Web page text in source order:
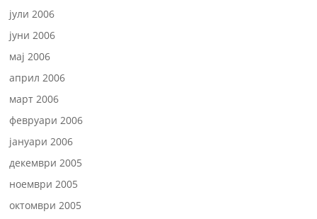
јули 2006
јуни 2006
мај 2006
април 2006
март 2006
февруари 2006
јануари 2006
декември 2005
ноември 2005
октомври 2005